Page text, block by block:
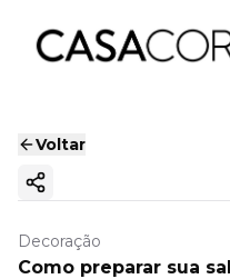
Voltar
Copiar link
Decoração
Como preparar sua